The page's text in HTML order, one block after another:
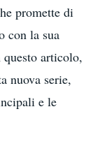
promette di
con la sua
articolo,
nuova serie,
e le